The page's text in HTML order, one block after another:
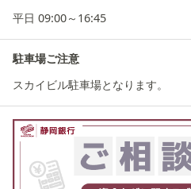
平日 09:00～16:45
駐車場ご注意
スカイビル駐車場となります。